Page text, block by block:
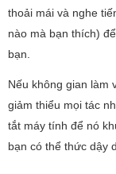
thoải mái và nghe
nào mà bạn thích)
bạn.
Nếu không gian làm
giảm thiểu mọi tác
tắt máy tính để nó
bạn có thể thức dậy